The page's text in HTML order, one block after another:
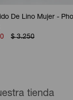
De Lino Mujer -
$ 3.250
tienda